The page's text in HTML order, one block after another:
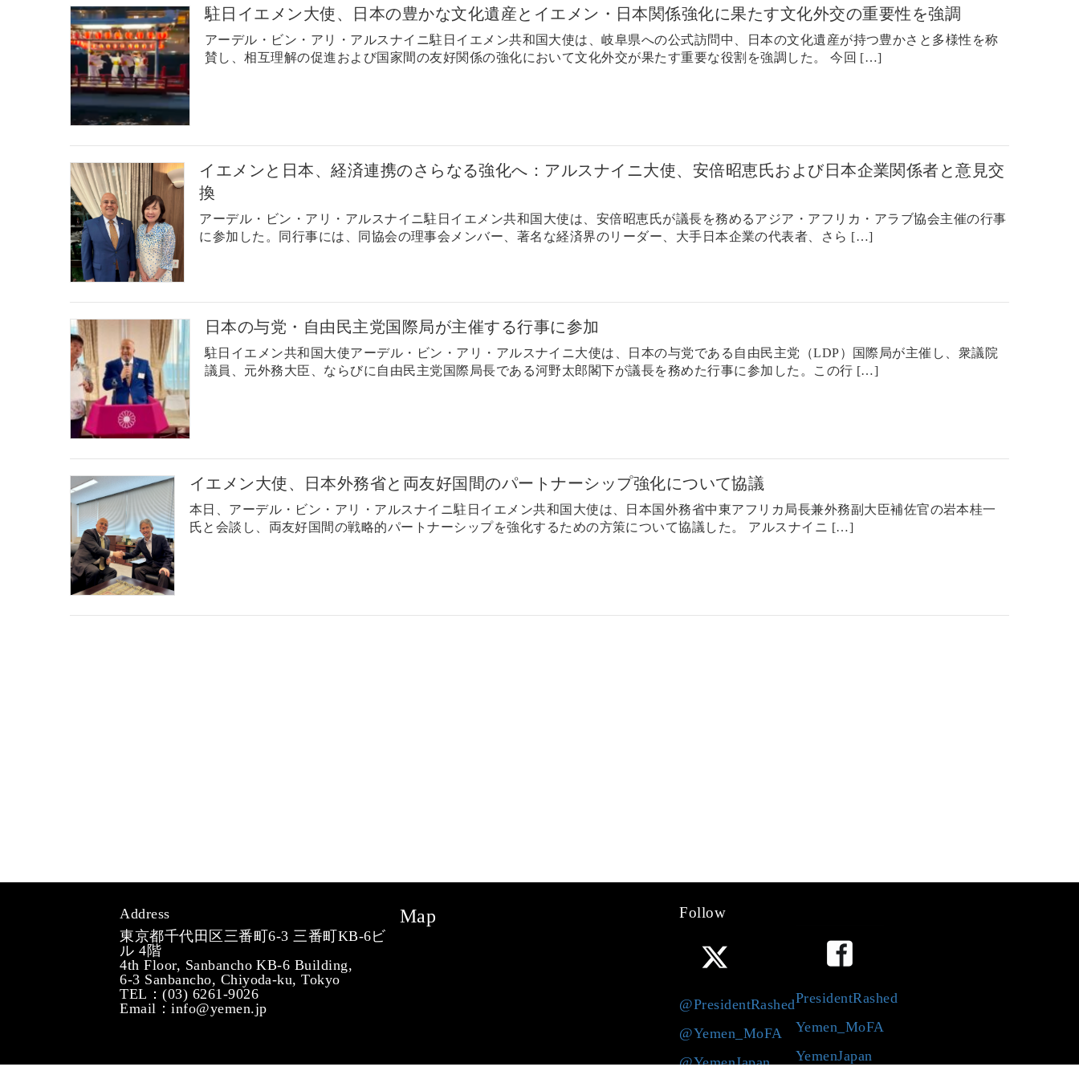
駐日イエメン大使、日本の豊かな文化遺産とイエメン・日本関係強化に果たす文化外交の重要性を強調
アーデル・ビン・アリ・アルスナイニ駐日イエメン共和国大使は、岐阜県への公式訪問中、日本の文化遺産が持つ豊かさと多様性を称
賛し、相互理解の促進および国家間の友好関係の強化において文化外交が果たす重要な役割を強調した。 今回 […]
イエメンと日本、経済連携のさらなる強化へ：アルスナイニ大使、安倍昭恵氏および日本企業関係者と意見交
換
アーデル・ビン・アリ・アルスナイニ駐日イエメン共和国大使は、安倍昭恵氏が議長を務めるアジア・アフリカ・アラブ協会主催の行事
に参加した。同行事には、同協会の理事会メンバー、著名な経済界のリーダー、大手日本企業の代表者、さら […]
日本の与党・自由民主党国際局が主催する行事に参加
駐日イエメン共和国大使アーデル・ビン・アリ・アルスナイニ大使は、日本の与党である自由民主党（LDP）国際局が主催し、衆議院
議員、元外務大臣、ならびに自由民主党国際局長である河野太郎閣下が議長を務めた行事に参加した。この行 […]
イエメン大使、日本外務省と両友好国間のパートナーシップ強化について協議
本日、アーデル・ビン・アリ・アルスナイニ駐日イエメン共和国大使は、日本国外務省中東アフリカ局長兼外務副大臣補佐官の岩本桂一
氏と会談し、両友好国間の戦略的パートナーシップを強化するための方策について協議した。 アルスナイニ […]
Address
東京都千代田区三番町6-3 三番町KB-6ビ
ル 4階
4th Floor, Sanbancho KB-6 Building,
6-3 Sanbancho, Chiyoda-ku, Tokyo
TEL：(03) 6261-9026
Email：info@yemen.jp
Map Follow
@PresidentRashed
@Yemen_MoFA
@YemenJapan
PresidentRashed
Yemen_MoFA
YemenJapan